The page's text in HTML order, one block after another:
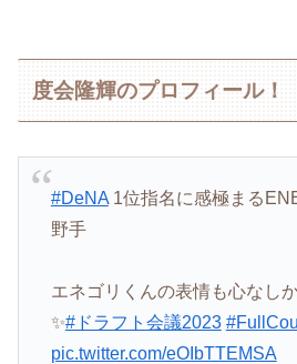
度会隆輝のプロフィール！
#DeNA1位指名に感極まる
野手
エネゴリくんの表情も心なし
✨#ドラフト会議2023
pic.twitter.com/eOIbTTEMSA